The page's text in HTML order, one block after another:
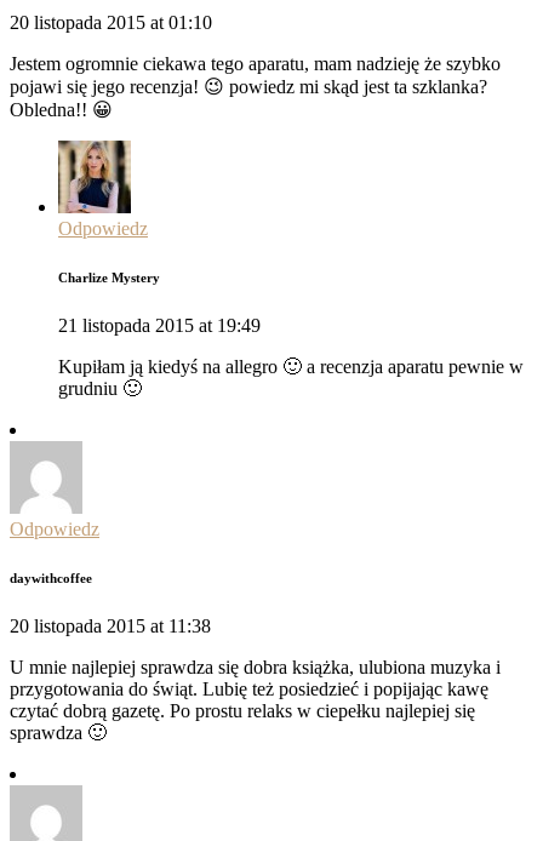
20 listopada 2015 at 01:10
Jestem ogromnie ciekawa tego aparatu, mam nadzieję że szybko
pojawi się jego recenzja! 😉 powiedz mi skąd jest ta szklanka?
Obledna!! 😀
Odpowiedz
Charlize Mystery
21 listopada 2015 at 19:49
Kupiłam ją kiedyś na allegro 🙂 a recenzja aparatu pewnie w
grudniu 🙂
Odpowiedz
daywithcoffee
20 listopada 2015 at 11:38
U mnie najlepiej sprawdza się dobra książka, ulubiona muzyka i
przygotowania do świąt. Lubię też posiedzieć i popijając kawę
czytać dobrą gazetę. Po prostu relaks w ciepełku najlepiej się
sprawdza 🙂